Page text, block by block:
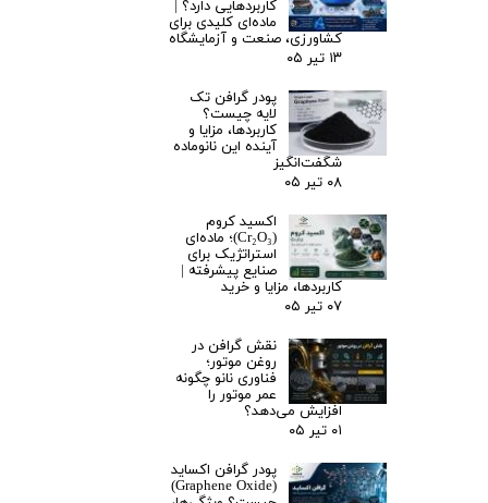
کاربردهایی دارد؟ |
ماده‌ای کلیدی برای
کشاورزی، صنعت و آزمایشگاه
۱۳ تیر ۰۵
پودر گرافن تک
لایه چیست؟
کاربردها، مزایا و
آینده این نانوماده
شگفت‌انگیز
۰۸ تیر ۰۵
اکسید کروم
(Cr₂O₃)؛ ماده‌ای
استراتژیک برای
صنایع پیشرفته |
کاربردها، مزایا و خرید
۰۷ تیر ۰۵
نقش گرافن در
روغن موتور؛
فناوری نانو چگونه
عمر موتور را
افزایش می‌دهد؟
۰۱ تیر ۰۵
پودر گرافن اکساید
(Graphene Oxide)